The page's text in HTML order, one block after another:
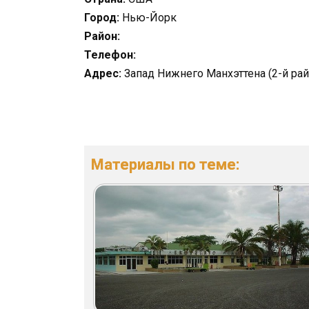
Город: Нью-Йорк
Район:
Телефон:
Адрес: Запад Нижнего Манхэттена (2-й
Материалы по теме: